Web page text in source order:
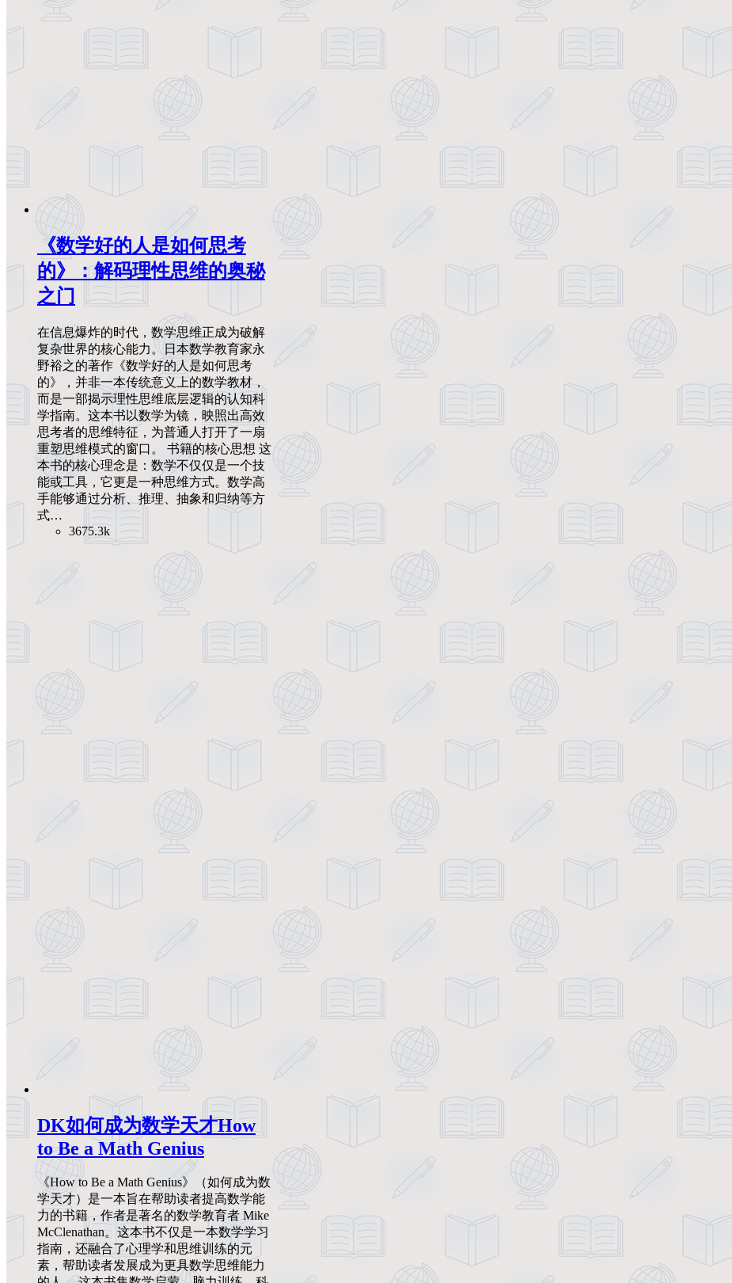
《数学好的人是如何思考
的》：解码理性思维的奥秘
之门
在信息爆炸的时代，数学思维正成为破解
复杂世界的核心能力。日本数学教育家永
野裕之的著作《数学好的人是如何思考
的》，并非一本传统意义上的数学教材，
而是一部揭示理性思维底层逻辑的认知科
学指南。这本书以数学为镜，映照出高效
思考者的思维特征，为普通人打开了一扇
重塑思维模式的窗口。 书籍的核心思想 这
本书的核心理念是：数学不仅仅是一个技
能或工具，它更是一种思维方式。数学高
手能够通过分析、推理、抽象和归纳等方
式…
3675.3k
DK如何成为数学天才How
to Be a Math Genius
《How to Be a Math Genius》（如何成为数
学天才）是一本旨在帮助读者提高数学能
力的书籍，作者是著名的数学教育者 Mike
McClenathan。这本书不仅是一本数学学习
指南，还融合了心理学和思维训练的元
素，帮助读者发展成为更具数学思维能力